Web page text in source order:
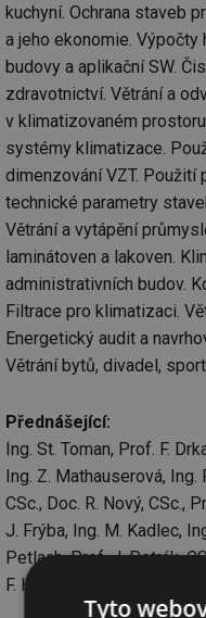
kuchyní. Ochrana staveb
a jeho ekonomie. Výpočty
budovy a aplikační SW.
zdravotnictví. Větrání a
v klimatizovaném
systémy klimatizace.
dimenzování VZT. Použití
technické parametry
Větrání a vytápění
laminátoven a lakoven.
administrativních budov.
Filtrace pro klimatizaci.
Energetický audit a
Větrání bytů, divadel,
Přednášející:
Ing. St. Toman, Prof. F.
Ing. Z. Mathauserová, Ing.
CSc., Doc. R. Nový, CSc.,
J. Frýba, Ing. M. Kadlec,
Petlach, Prof. J. Petrák,
F. Hucl, Ing. M. Zálešák,
Tyto